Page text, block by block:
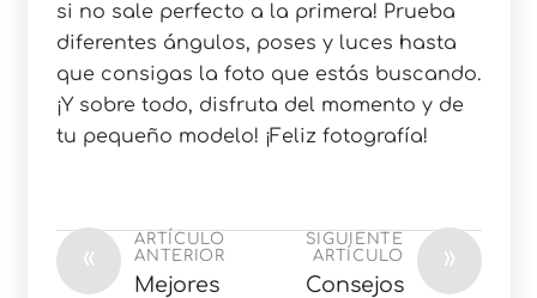
si no sale perfecto a la primera! Prueba
diferentes ángulos, poses y luces hasta
que consigas la foto que estás buscando.
¡Y sobre todo, disfruta del momento y de
tu pequeño modelo! ¡Feliz fotografía!
«
ARTÍCULO
ANTERIOR
Mejores
»
SIGUIENTE
ARTÍCULO
Consejos